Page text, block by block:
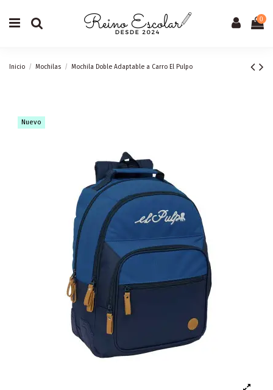
0
Inicio Mochilas Mochila Doble Adaptable a Carro El Pulpo
Nuevo